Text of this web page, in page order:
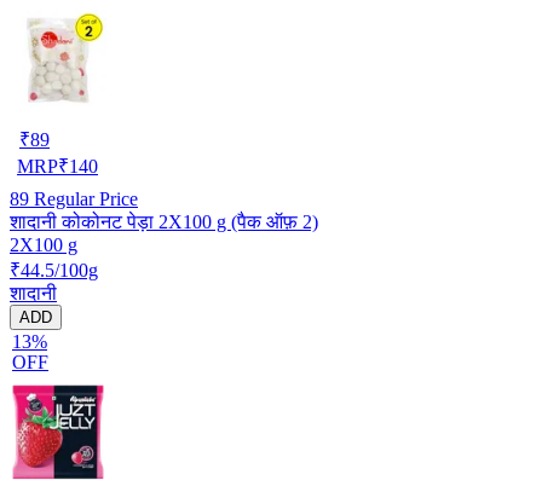
₹89
MRP₹140
89 Regular Price
शादानी कोकोनट पेड़ा 2X100 g (पैक ऑफ़ 2)
2X100 g
₹44.5/100g
शादानी
ADD
13%
OFF